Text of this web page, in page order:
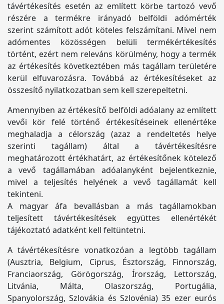
távértékesítés esetén az említett körbe tartozó vevő
részére a termékre irányadó belföldi adómérték
szerint számított adót köteles felszámítani. Mivel nem
adómentes közösségen belüli termékértékesítés
történt, ezért nem releváns körülmény, hogy a termék
az értékesítés következtében más tagállam területére
kerül elfuvarozásra. Továbbá az értékesítéseket az
összesítő nyilatkozatban sem kell szerepeltetni.
Amennyiben az értékesítő belföldi adóalany az említett
vevői kör felé történő értékesítéseinek ellenértéke
meghaladja a célország (azaz a rendeltetés helye
szerinti tagállam) által a távértékesítésre
meghatározott értékhatárt, az értékesítőnek kötelező
a vevő tagállamában adóalanyként bejelentkeznie,
mivel a teljesítés helyének a vevő tagállamát kell
tekinteni.
A magyar áfa bevallásban a más tagállamokban
teljesített távértékesítések együttes ellenértékét
tájékoztató adatként kell feltüntetni.
A távértékesítésre vonatkozóan a legtöbb tagállam
(Ausztria, Belgium, Ciprus, Észtország, Finnország,
Franciaország, Görögország, Írország, Lettország,
Litvánia, Málta, Olaszország, Portugália,
Spanyolország, Szlovákia és Szlovénia) 35 ezer eurós